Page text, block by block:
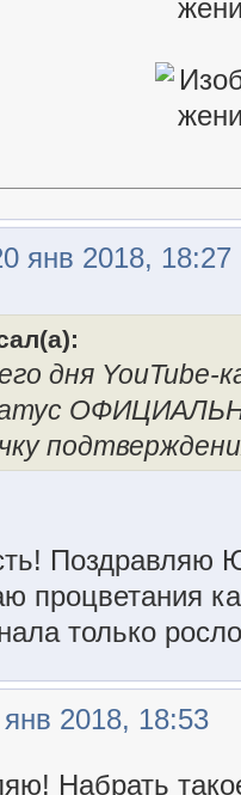
янв 2018, 18:27
дня
Поздравляю
процветания
только
2018, 18:53
Набрать